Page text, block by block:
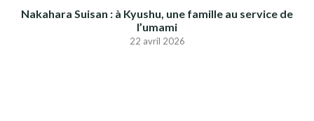
Nakahara Suisan : à Kyushu, une famille au service de
l’umami
22 avril 2026